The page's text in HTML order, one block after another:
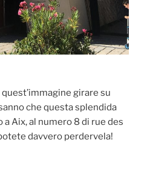
girare su
che questa splendida
Aix, al numero 8 di rue des
davvero perdervela!